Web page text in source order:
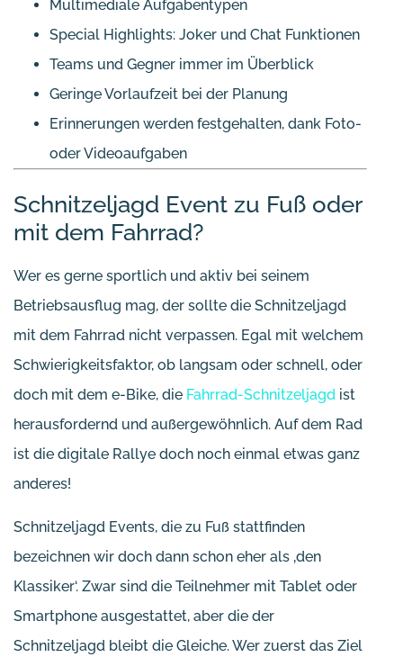
Multimediale Aufgabentypen
Special Highlights: Joker und Chat Funktionen
Teams und Gegner immer im Überblick
Geringe Vorlaufzeit bei der Planung
Erinnerungen werden festgehalten, dank Foto-
oder Videoaufgaben
Schnitzeljagd Event zu Fuß oder
mit dem Fahrrad?
Wer es gerne sportlich und aktiv bei seinem
Betriebsausflug mag, der sollte die Schnitzeljagd
mit dem Fahrrad nicht verpassen. Egal mit welchem
Schwierigkeitsfaktor, ob langsam oder schnell, oder
doch mit dem e-Bike, die Fahrrad-Schnitzeljagd ist
herausfordernd und außergewöhnlich. Auf dem Rad
ist die digitale Rallye doch noch einmal etwas ganz
anderes!
Schnitzeljagd Events, die zu Fuß stattfinden
bezeichnen wir doch dann schon eher als ‚den
Klassiker‘. Zwar sind die Teilnehmer mit Tablet oder
Smartphone ausgestattet, aber die der
Schnitzeljagd bleibt die Gleiche. Wer zuerst das Ziel